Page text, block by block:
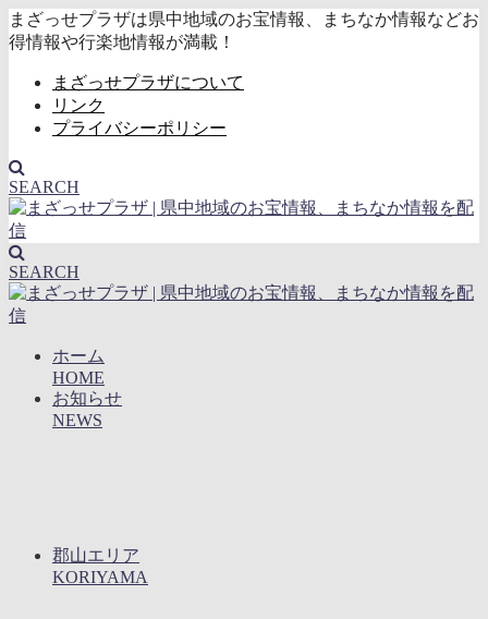
まざっせプラザは県中地域のお宝情報、まちなか情報などお
得情報や行楽地情報が満載！
まざっせプラザについて
リンク
プライバシーポリシー
SEARCH
SEARCH
ホーム
HOME
お知らせ
NEWS
郡山エリア
KORIYAMA